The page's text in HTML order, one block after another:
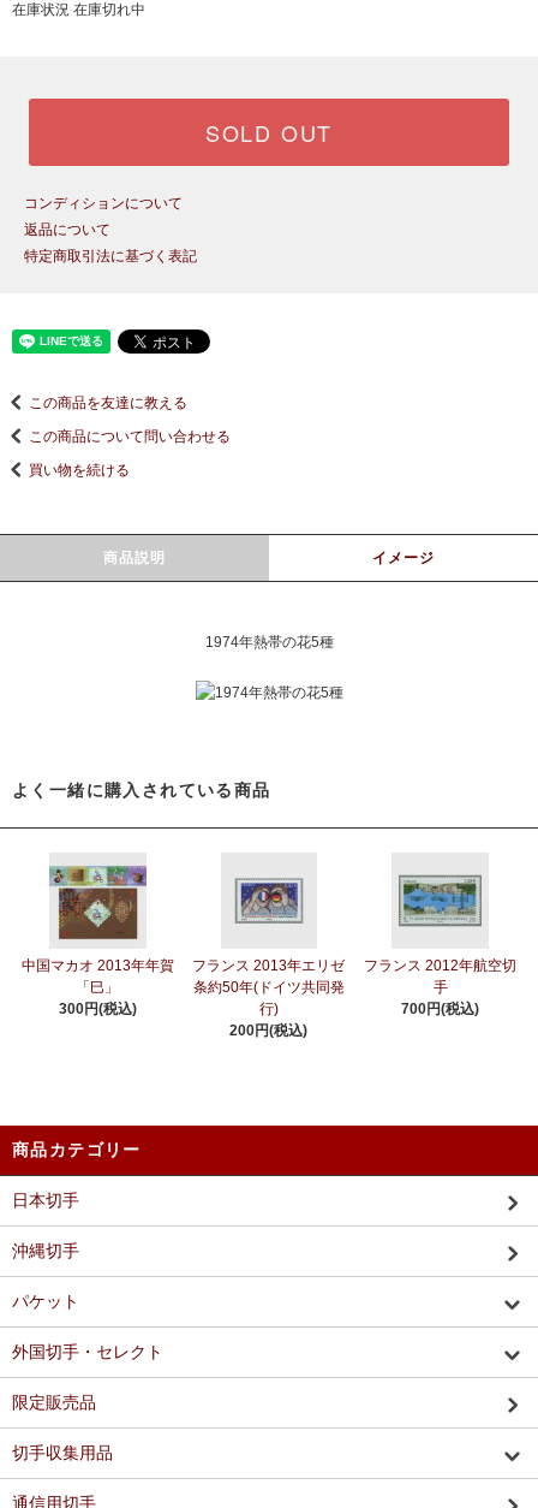
在庫状況 在庫切れ中
SOLD OUT
コンディションについて
返品について
特定商取引法に基づく表記
この商品を友達に教える
この商品について問い合わせる
買い物を続ける
商品説明 イメージ
1974年熱帯の花5種
よく一緒に購入されている商品
中国マカオ 2013年年賀
「巳」
300円(税込)
フランス 2013年エリゼ
条約50年(ドイツ共同発
行)
200円(税込)
フランス 2012年航空切
手
700円(税込)
商品カテゴリー
日本切手
沖縄切手
パケット
外国切手・セレクト
限定販売品
切手収集用品
通信用切手